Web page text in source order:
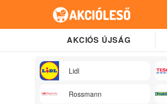
AKCIÓS ÚJSÁG
Lidl
Rossmann